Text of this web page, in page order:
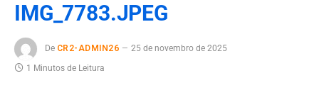
IMG_7783.JPEG
De CR2-ADMIN26
25 de novembro de 2025
1 Minutos de Leitura